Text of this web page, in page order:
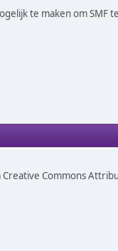
te maken om SMF
Commons